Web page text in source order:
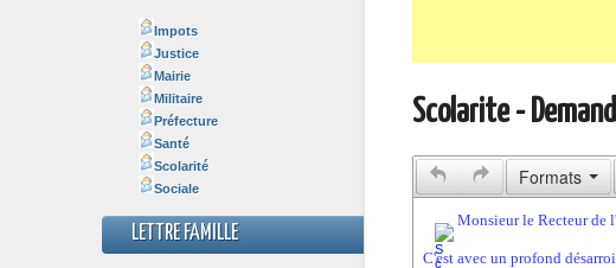
Impots
Justice
Mairie
Militaire
Préfecture
Santé
Scolarité
Sociale
LETTRE FAMILLE
Scolarite -
Formats